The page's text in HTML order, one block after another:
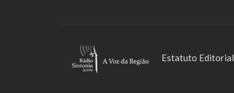
Estatuto Editorial